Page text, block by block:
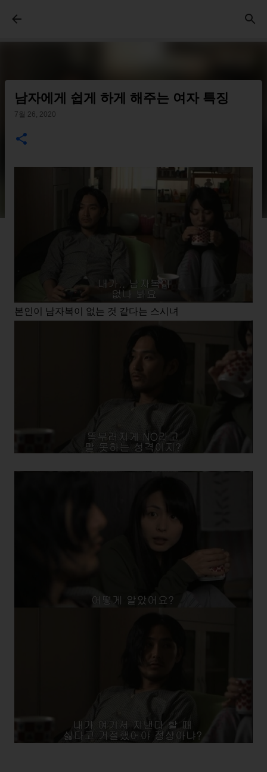
남자에게 쉽게 하게 해주는 여자 특징
7월 26, 2020
본인이 남자복이 없는 것 같다는 스시녀